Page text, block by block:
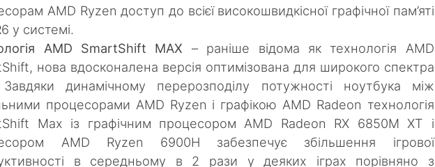
AMD Ryzen доступ до всієї високошвидкісної графічної пам’яті
у системі.
AMD SmartShift MAX – раніше відома як технологія AMD
нова вдосконалена версія оптимізована для широкого спектра
Завдяки динамічному перерозподілу потужності ноутбука між
процесорами AMD Ryzen і графікою AMD Radeon технологія
Max із графічним процесором AMD Radeon RX 6850M XT і
AMD Ryzen 6900H забезпечує збільшення ігрової
в середньому в 2 рази у деяких іграх порівняно з